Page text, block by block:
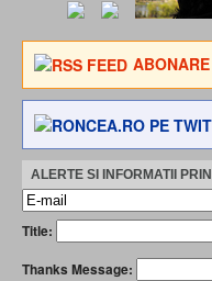
ALERTE SI INFORMATII
Title:
Thanks Message: